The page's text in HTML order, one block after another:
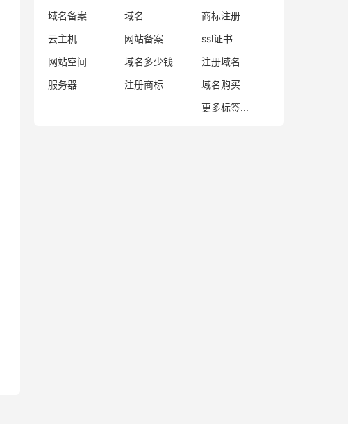
域名备案
域名
商标注册
云主机
网站备案
ssl证书
网站空间
域名多少钱
注册域名
服务器
注册商标
域名购买
更多标签...